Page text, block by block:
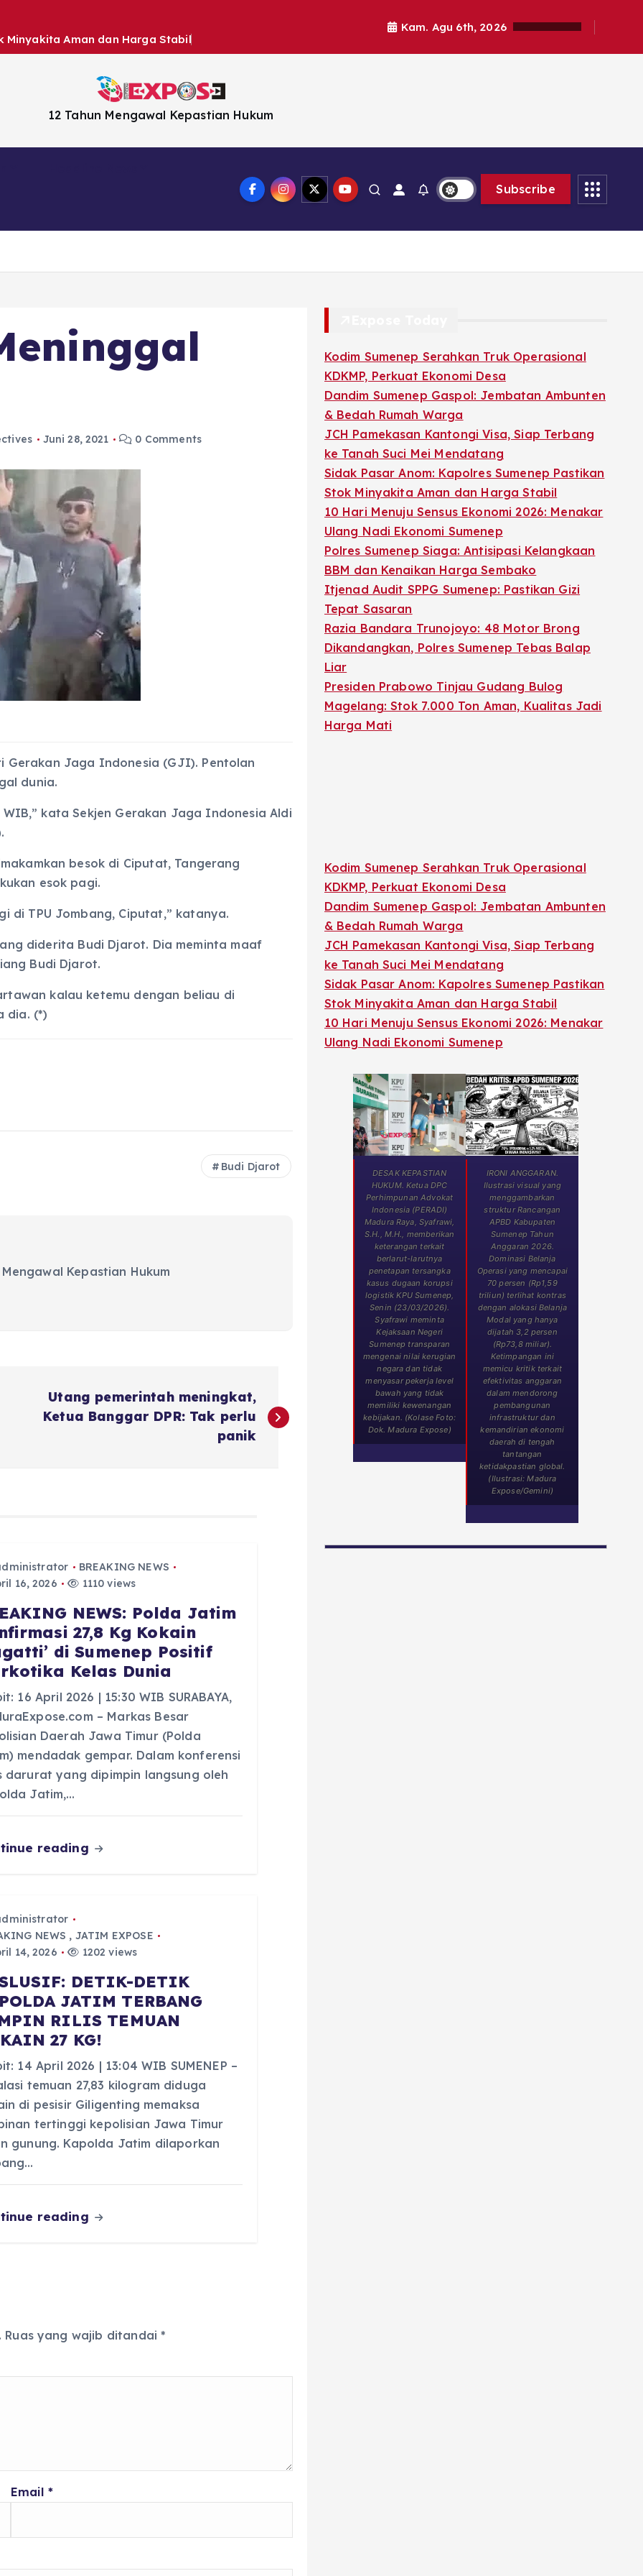
Minyakita Aman dan Harga Stabil
Kam. Agu 6th, 2026
12 Tahun Mengawal Kepastian Hukum
Subscribe
Juni 28, 2021 0 Comments
Gerakan Jaga Indonesia (GJI). Pentolan
dunia.
kata Sekjen Gerakan Jaga Indonesia Aldi
besok di Ciputat, Tangerang
esok pagi.
di TPU Jombang, Ciputat,” katanya.
diderita Budi Djarot. Dia meminta maaf
Budi Djarot.
kalau ketemu dengan beliau di
dia. (*)
Budi Djarot
Kepastian Hukum
Utang pemerintah meningkat,
Ketua Banggar DPR: Tak perlu
panik
BREAKING NEWS
16, 2026
1110 views
NEWS: Polda Jatim
27,8 Kg Kokain
di Sumenep Positif
Kelas Dunia
16 April 2026 | 15:30 WIB SURABAYA,
– Markas Besar
Daerah Jawa Timur (Polda
mendadak gempar. Dalam konferensi
darurat yang dipimpin langsung oleh
Jatim,…
reading
NEWS , JATIM EXPOSE
14, 2026
1202 views
DETIK-DETIK
JATIM TERBANG
RILIS TEMUAN
27 KG!
14 April 2026 | 13:04 WIB SUMENEP –
temuan 27,83 kilogram diduga
di pesisir Giligenting memaksa
tertinggi kepolisian Jawa Timur
gunung. Kapolda Jatim dilaporkan
reading
Ruas yang wajib ditandai*
Email *
Kodim Sumenep Serahkan Truk Operasional
KDKMP, Perkuat Ekonomi Desa
Dandim Sumenep Gaspol: Jembatan Ambunten
& Bedah Rumah Warga
JCH Pamekasan Kantongi Visa, Siap Terbang
ke Tanah Suci Mei Mendatang
Sidak Pasar Anom: Kapolres Sumenep Pastikan
Stok Minyakita Aman dan Harga Stabil
10 Hari Menuju Sensus Ekonomi 2026: Menakar
Ulang Nadi Ekonomi Sumenep
Polres Sumenep Siaga: Antisipasi Kelangkaan
BBM dan Kenaikan Harga Sembako
Itjenad Audit SPPG Sumenep: Pastikan Gizi
Tepat Sasaran
Razia Bandara Trunojoyo: 48 Motor Brong
Dikandangkan, Polres Sumenep Tebas Balap
Liar
Presiden Prabowo Tinjau Gudang Bulog
Magelang: Stok 7.000 Ton Aman, Kualitas Jadi
Harga Mati
Kodim Sumenep Serahkan Truk Operasional
KDKMP, Perkuat Ekonomi Desa
Dandim Sumenep Gaspol: Jembatan Ambunten
& Bedah Rumah Warga
JCH Pamekasan Kantongi Visa, Siap Terbang
ke Tanah Suci Mei Mendatang
Sidak Pasar Anom: Kapolres Sumenep Pastikan
Stok Minyakita Aman dan Harga Stabil
10 Hari Menuju Sensus Ekonomi 2026: Menakar
Ulang Nadi Ekonomi Sumenep
DESAK KEPASTIAN
HUKUM. Ketua DPC
Perhimpunan Advokat
Indonesia (PERADI)
Madura Raya, Syafrawi,
S.H., M.H., memberikan
keterangan terkait
berlarut-larutnya
penetapan tersangka
kasus dugaan korupsi
logistik KPU Sumenep,
Senin (23/03/2026).
Syafrawi meminta
Kejaksaan Negeri
Sumenep transparan
mengenai nilai kerugian
negara dan tidak
menyasar pekerja level
bawah yang tidak
memiliki kewenangan
kebijakan. (Kolase Foto:
Dok. Madura Expose)
IRONI ANGGARAN.
Ilustrasi visual yang
menggambarkan
struktur Rancangan
APBD Kabupaten
Sumenep Tahun
Anggaran 2026.
Dominasi Belanja
Operasi yang mencapai
70 persen (Rp1,59
triliun) terlihat kontras
dengan alokasi Belanja
Modal yang hanya
dijatah 3,2 persen
(Rp73,8 miliar).
Ketimpangan ini
memicu kritik terkait
efektivitas anggaran
dalam mendorong
pembangunan
infrastruktur dan
kemandirian ekonomi
daerah di tengah
tantangan
ketidakpastian global.
(Ilustrasi: Madura
Expose/Gemini)